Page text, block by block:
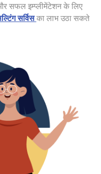
सफल इम्प्लीमेंटेशन के लिए
सर्विसका लाभ उठा सकते